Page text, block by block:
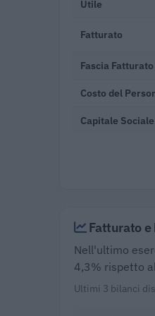
Utile
Fatturato
Fascia Fatturato
Costo del
Capitale Sociale
Fatturato e
Nell'ultimo
4,3% rispetto
Ultimi 3 bilanci